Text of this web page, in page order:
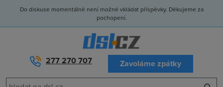
Do diskuse momentálně není možné vkládat příspěvky. Děkujeme za
pochopení.
277 270 707 Zavoláme zpátky